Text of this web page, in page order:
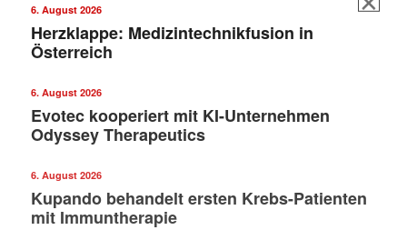
6. August 2026
Herzklappe: Medizintechnikfusion in
Österreich
6. August 2026
Evotec kooperiert mit KI-Unternehmen
Odyssey Therapeutics
6. August 2026
Kupando behandelt ersten Krebs-Patienten
mit Immuntherapie